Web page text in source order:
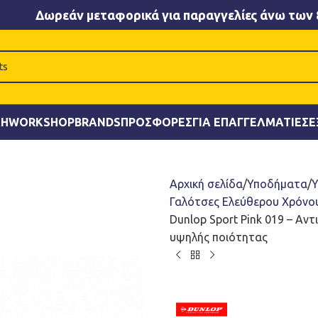
Δωρεάν μεταφορικά για παραγγελίες άνω των
WORKSHOPBRANDSΠΡΟΣΦΟΡΈΣΓΙΑ ΕΠΑΓΓΕΛΜΑΤΊΕΣ
Αρχική σελίδα Υποδήματα
Γαλότσες Ελεύθερου
Dunlop Sport Pink 019 –
υψηλής ποιότητας